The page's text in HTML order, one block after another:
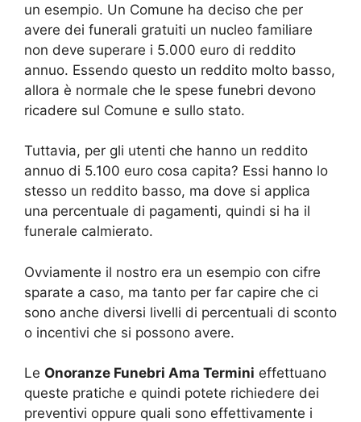
un esempio. Un Comune ha deciso che per
avere dei funerali gratuiti un nucleo familiare
non deve superare i 5.000 euro di reddito
annuo. Essendo questo un reddito molto basso,
allora è normale che le spese funebri devono
ricadere sul Comune e sullo stato.
Tuttavia, per gli utenti che hanno un reddito
annuo di 5.100 euro cosa capita? Essi hanno lo
stesso un reddito basso, ma dove si applica
una percentuale di pagamenti, quindi si ha il
funerale calmierato.
Ovviamente il nostro era un esempio con cifre
sparate a caso, ma tanto per far capire che ci
sono anche diversi livelli di percentuali di sconto
o incentivi che si possono avere.
Le Onoranze Funebri Ama Termini effettuano
queste pratiche e quindi potete richiedere dei
preventivi oppure quali sono effettivamente i